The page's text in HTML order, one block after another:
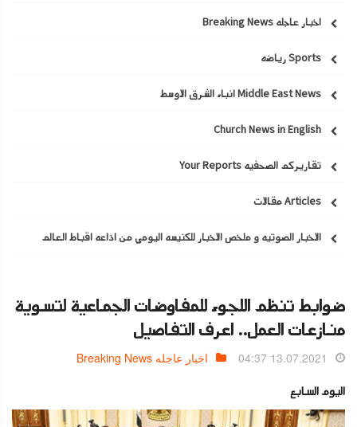
اخبار عاجله Breaking News
Sports رياضه
Middle East News انباء الشرق الاوسط
Church News in English
تقاريركم الصحفيه Your Reports
Articles مقالات
الاخبار الصوتيه و ملخص الاخبار للكنيسه اليومي من اذاعه اقباط العالم
ضوابط تنظم اللجوء للمفاوضات الجماعية لتسوية
منازعات العمل.. اعرف التفاصيل
13.07.2021 04:37 اخبار عاجله Breaking News
اليوم السابع